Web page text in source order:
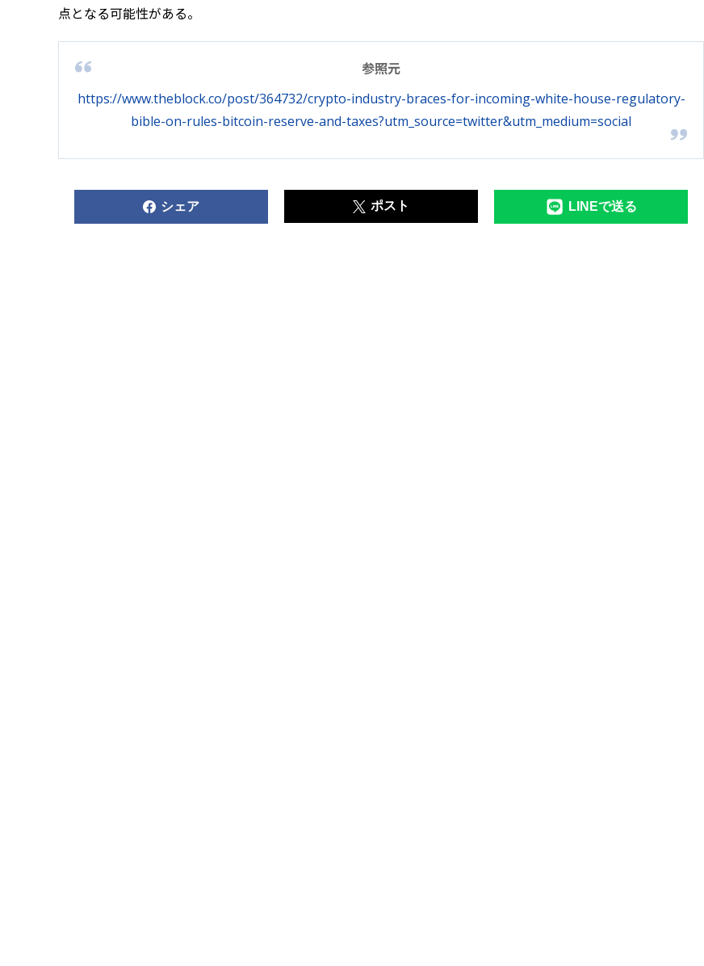
点となる可能性がある。
参照元
https://www.theblock.co/post/364732/crypto-industry-braces-for-incoming-white-house-regulatory-
bible-on-rules-bitcoin-reserve-and-taxes?utm_source=twitter&utm_medium=social
シェア ポスト LINEで送る